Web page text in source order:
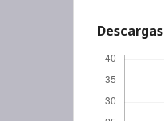
Descargas